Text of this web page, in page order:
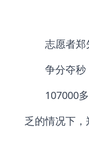
志愿者郑
争分夺
107000
乏的情况下